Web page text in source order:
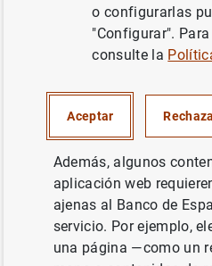
SUPERVISIÓN PRUDENCIAL,
SITUACIÓN ECONÓMICA
o configurarlas
"Configurar".
consulte la
Aceptar
Además, algunos
aplicación web
ajenas al Banco de
servicio. Por ejemplo,
una página —como un